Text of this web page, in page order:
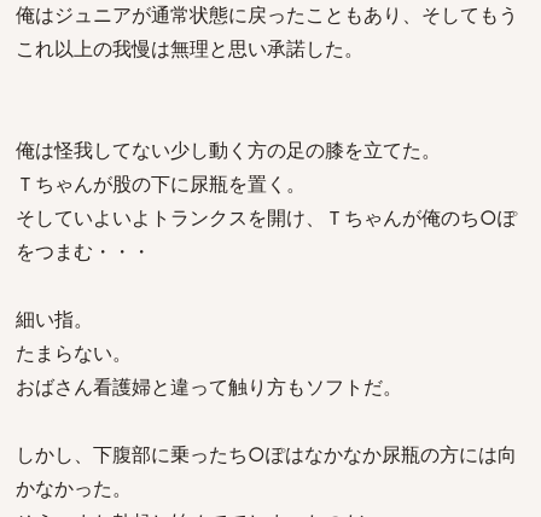
俺はジュニアが通常状態に戻ったこともあり、そしてもう
これ以上の我慢は無理と思い承諾した。
俺は怪我してない少し動く方の足の膝を立てた。
Ｔちゃんが股の下に尿瓶を置く。
そしていよいよトランクスを開け、Ｔちゃんが俺のち○ぽ
をつまむ・・・
細い指。
たまらない。
おばさん看護婦と違って触り方もソフトだ。
しかし、下腹部に乗ったち○ぽはなかなか尿瓶の方には向
かなかった。